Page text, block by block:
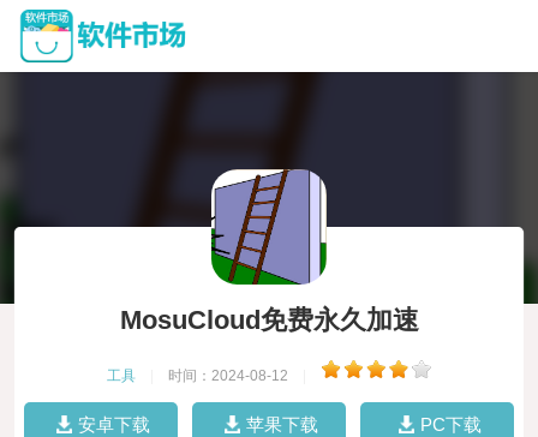
MosuCloud免费永久加速
工具 时间：2024-08-12
安卓下载 苹果下载 PC下载